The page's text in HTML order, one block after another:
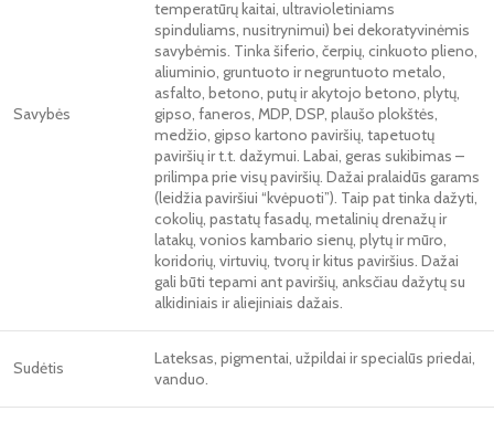
Savybės
temperatūrų kaitai, ultravioletiniams
spinduliams, nusitrynimui) bei dekoratyvinėmis
savybėmis. Tinka šiferio, čerpių, cinkuoto plieno,
aliuminio, gruntuoto ir negruntuoto metalo,
asfalto, betono, putų ir akytojo betono, plytų,
gipso, faneros, MDP, DSP, plaušo plokštės,
medžio, gipso kartono paviršių, tapetuotų
paviršių ir t.t. dažymui. Labai, geras sukibimas –
prilimpa prie visų paviršių. Dažai pralaidūs garams
(leidžia paviršiui “kvėpuoti”). Taip pat tinka dažyti,
cokolių, pastatų fasadų, metalinių drenažų ir
latakų, vonios kambario sienų, plytų ir mūro,
koridorių, virtuvių, tvorų ir kitus paviršius. Dažai
gali būti tepami ant paviršių, anksčiau dažytų su
alkidiniais ir aliejiniais dažais.
Sudėtis
Lateksas, pigmentai, užpildai ir specialūs priedai,
vanduo.